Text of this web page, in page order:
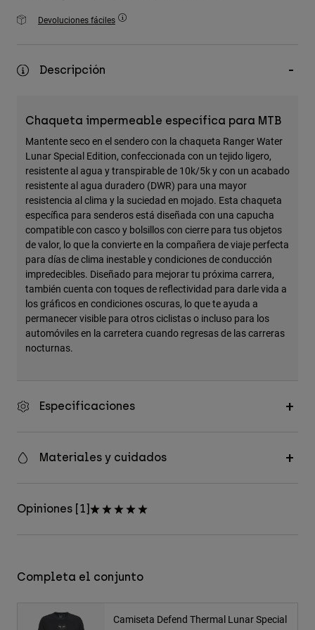
Bolsas y Mochilas
Devoluciones fáciles
Descripción
Chaqueta impermeable específica para MTB
Mantente seco en el sendero con la chaqueta Ranger Water
Lunar Special Edition, confeccionada con un tejido ligero,
resistente al agua y transpirable de 10k/5k y con un acabado
resistente al agua duradero (DWR) para una mayor
resistencia al clima y la suciedad en mojado. Esta chaqueta
específica para senderos está diseñada con una capucha
compatible con casco y bolsillos con cierre para tus objetos
de valor, lo que la convierte en la compañera de viaje perfecta
para días de clima inestable y condiciones de conducción
impredecibles. Diseñado para mejorar tu próxima carrera,
también cuenta con toques de reflectividad para darle vida a
los gráficos en condiciones oscuras, lo que te ayuda a
permanecer visible para otros ciclistas o incluso para los
automóviles en la carretera cuando regresas de las carreras
nocturnas.
Especificaciones
Materiales y cuidados
Opiniones [1]
Completa el conjunto
Camiseta Defend Thermal Lunar Special